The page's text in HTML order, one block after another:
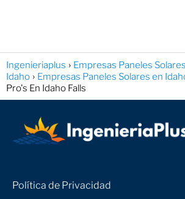
Ingenieriaplus
Empresas Paneles
Idaho
Empresas Paneles Solares en
Pro's En Idaho Falls
Política de Privacidad